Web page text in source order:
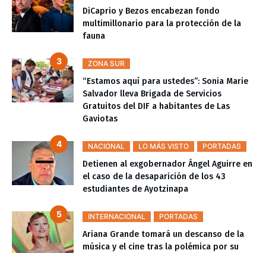
DiCaprio y Bezos encabezan fondo
multimillonario para la protección de la
fauna
ZONA SUR
“Estamos aquí para ustedes”: Sonia Marie
Salvador lleva Brigada de Servicios
Gratuitos del DIF a habitantes de Las
Gaviotas
NACIONAL LO MÁS VISTO PORTADAS
Detienen al exgobernador Ángel Aguirre en
el caso de la desaparición de los 43
estudiantes de Ayotzinapa
INTERNACIONAL PORTADAS
Ariana Grande tomará un descanso de la
música y el cine tras la polémica por su